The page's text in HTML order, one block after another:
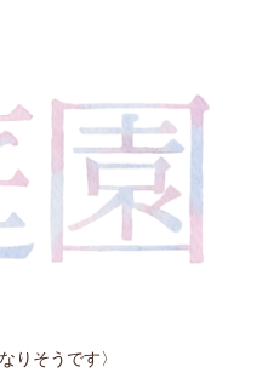
りそうです〉